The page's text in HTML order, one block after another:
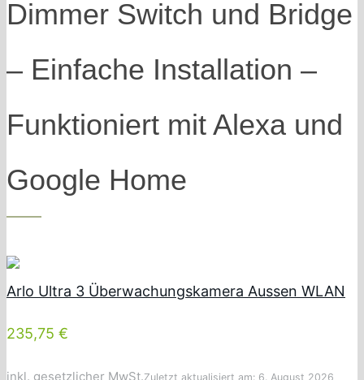
Dimmer Switch und Bridge
– Einfache Installation –
Funktioniert mit Alexa und
Google Home
Arlo Ultra 3 Überwachungskamera Aussen WLAN
235,75 €
inkl. gesetzlicher MwSt.Zuletzt aktualisiert am: 6. August 2026